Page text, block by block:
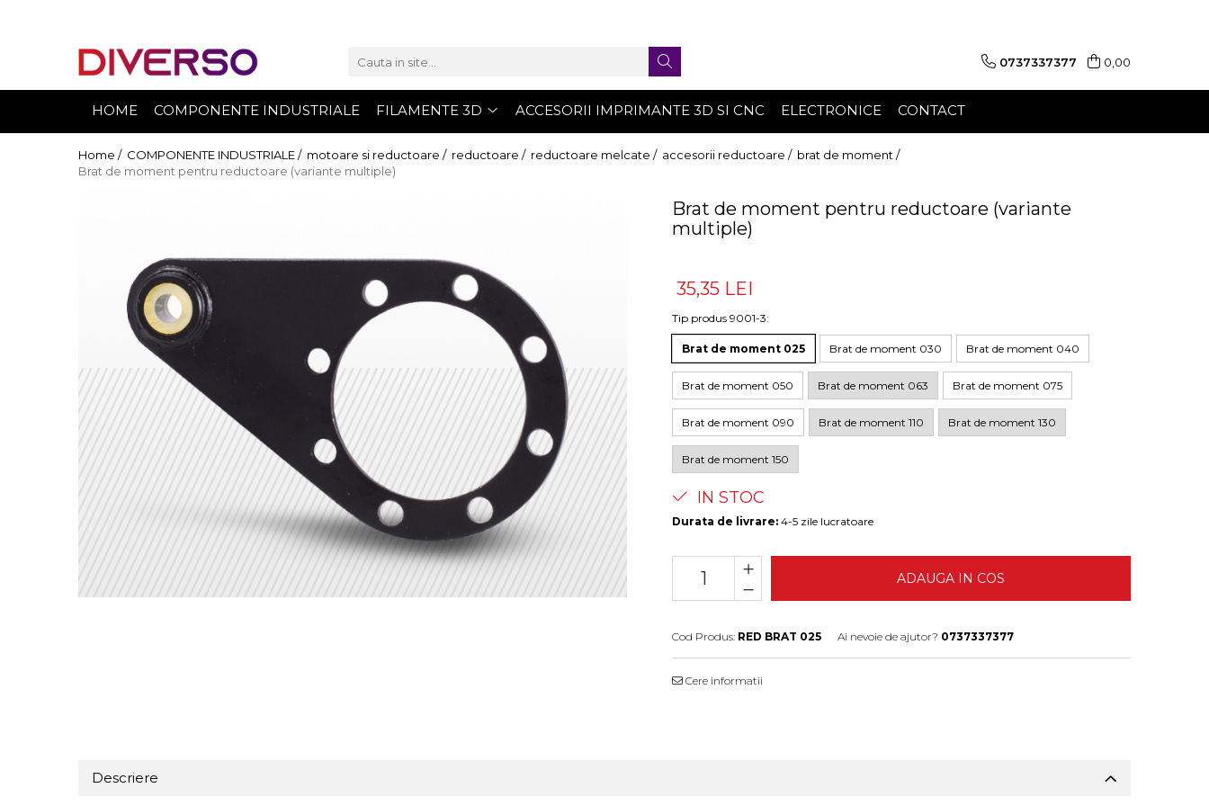
FILAMENTE 3D 0737337377 0,00
HOME COMPONENTE INDUSTRIALE FILAMENTE 3D ACCESORII IMPRIMANTE 3D SI CNC ELECTRONICE CONTACT
Home / COMPONENTE INDUSTRIALE / motoare si reductoare / reductoare / reductoare melcate / accesorii reductoare / brat de moment /
Brat de moment pentru reductoare (variante multiple)
Brat de moment pentru reductoare (variante
multiple)
35,35 LEI
Tip produs 9001-3:
Brat de moment 025 Brat de moment 030 Brat de moment 040
Brat de moment 050 Brat de moment 063 Brat de moment 075
Brat de moment 090 Brat de moment 110 Brat de moment 130
Brat de moment 150
IN STOC
Durata de livrare: 4-5 zile lucratoare
ADAUGA IN COS
Cod Produs: RED BRAT 025 Ai nevoie de ajutor? 0737337377
Cere informatii
Descriere